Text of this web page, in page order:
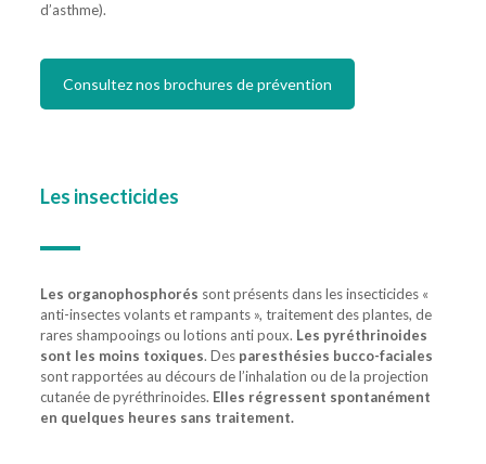
d’asthme).
Consultez nos brochures de prévention
Les insecticides
Les organophosphorés sont présents dans les insecticides «
anti-insectes volants et rampants », traitement des plantes, de
rares shampooings ou lotions anti poux. Les pyréthrinoides
sont les moins toxiques. Desparesthésies bucco-faciales
sont rapportées au décours de l’inhalation ou de la projection
cutanée de pyréthrinoides. Elles régressent spontanément
en quelques heures sans traitement.